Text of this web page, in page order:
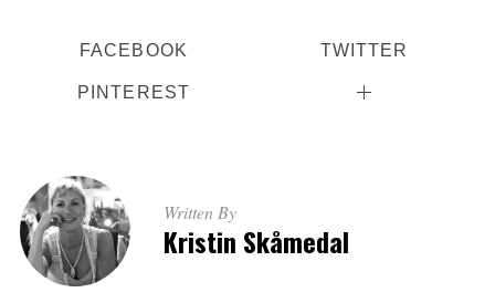
FACEBOOK TWITTER
PINTEREST
Written By
Kristin Skåmedal